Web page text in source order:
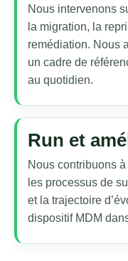
Nous intervenons
la migration, la
remédiation. Nous
un cadre de
au quotidien.
Run et
Nous contribuons
les processus de
et la trajectoire
dispositif MDM